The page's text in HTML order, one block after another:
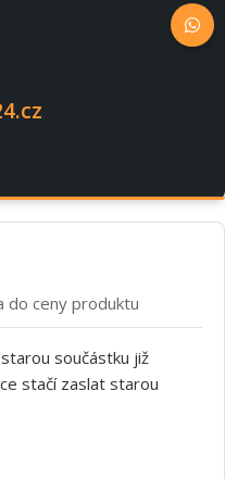
do ceny produktu
součástku již
stačí zaslat starou